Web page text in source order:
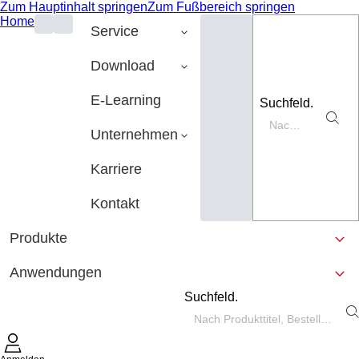
Zum Hauptinhalt springenZum Fußbereich springen
Home
Service
Download
E-Learning
Unternehmen
Karriere
Kontakt
Suchfeld.
Produkte
Anwendungen
Suchfeld.